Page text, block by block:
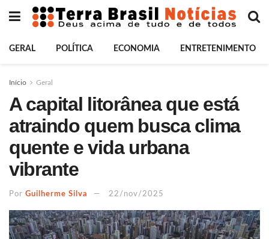
GERAL POLÍTICA ECONOMIA ENTRETENIMENTO
Início Geral
A capital litorânea que está
atraindo quem busca clima
quente e vida urbana
vibrante
Por Guilherme Silva 22/nov/2025